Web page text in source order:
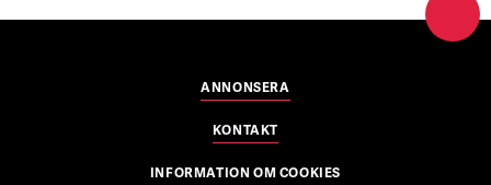
ANNONSERA
KONTAKT
INFORMATION OM COOKIES